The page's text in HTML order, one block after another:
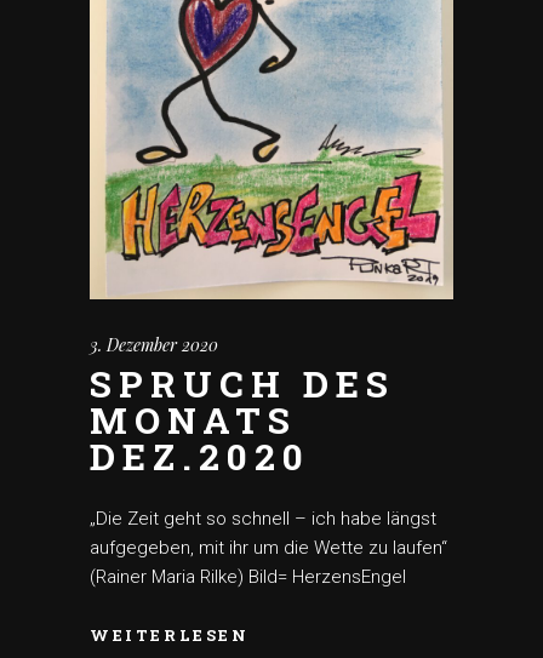
3. Dezember 2020
SPRUCH DES
MONATS
DEZ.2020
„Die Zeit geht so schnell – ich habe längst
aufgegeben, mit ihr um die Wette zu laufen“
(Rainer Maria Rilke) Bild= HerzensEngel
WEITERLESEN